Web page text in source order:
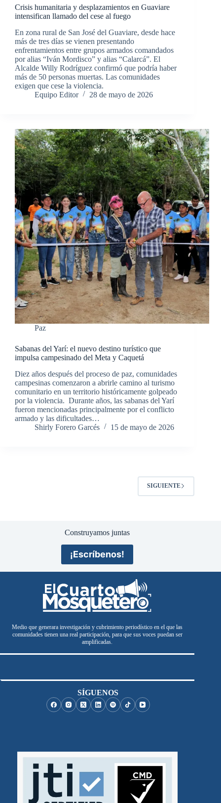
Crisis humanitaria y desplazamientos en Guaviare
intensifican llamado del cese al fuego
En zona rural de San José del Guaviare, desde hace
más de tres días se vienen presentando
enfrentamientos entre grupos armados comandados
por alias “Iván Mordisco” y alias “Calarcá”. El
Alcalde Willy Rodríguez confirmó que podría haber
más de 50 personas muertas. Las comunidades
exigen que cese la violencia.
Equipo Editor
28 de mayo de 2026
Paz
Sabanas del Yarí: el nuevo destino turístico que
impulsa campesinado del Meta y Caquetá
Diez años después del proceso de paz, comunidades
campesinas comenzaron a abrirle camino al turismo
comunitario en un territorio históricamente golpeado
por la violencia. Durante años, las sabanas del Yarí
fueron mencionadas principalmente por el conflicto
armado y las dificultades…
Shirly Forero Garcés
15 de mayo de 2026
SIGUIENTE
Construyamos juntas
¡Escríbenos!
Medio que generara investigación y cubrimiento periodístico en el que las
comunidades tienen una real participación, para que sus voces puedan ser
amplificadas.
SÍGUENOS